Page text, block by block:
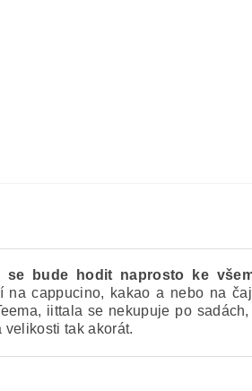
se bude hodit naprosto ke
na cappucino, kakao a nebo na
iittala se nekupuje po
tak akorát.